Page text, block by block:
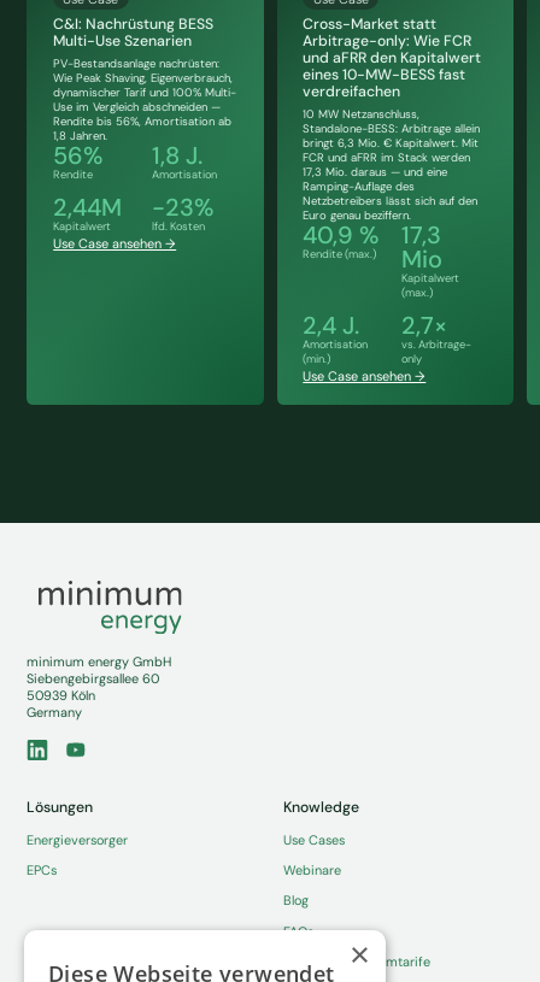
C&I: Nachrüstung BESS
Multi-Use Szenarien
PV-Bestandsanlage nachrüsten:
Wie Peak Shaving, Eigenverbrauch,
dynamischer Tarif und 100% Multi-
Use im Vergleich abschneiden —
Rendite bis 56%, Amortisation ab
1,8 Jahren.
56%
Rendite
1,8 J.
Amortisation
2,44M
Kapitalwert
-23%
lfd. Kosten
Use Case ansehen →
Cross-Market statt
Arbitrage-only: Wie FCR
und aFRR den Kapitalwert
eines 10-MW-BESS fast
verdreifachen
10 MW Netzanschluss,
Standalone-BESS: Arbitrage allein
bringt 6,3 Mio. € Kapitalwert. Mit
FCR und aFRR im Stack werden
17,3 Mio. daraus — und eine
Ramping-Auflage des
Netzbetreibers lässt sich auf den
Euro genau beziffern.
40,9 %
Rendite (max.)
17,3
Mio
Kapitalwert
(max.)
2,4 J.
Amortisation
(min.)
2,7×
vs. Arbitrage-
only
Use Case ansehen →
minimum energy GmbH
Siebengebirgsallee 60
50939 Köln
Germany
Lösungen
Energieversorger
EPCs
Knowledge
Use Cases
Webinare
Blog
FAQs
Dynamische Stromtarife
×
Diese Webseite verwendet